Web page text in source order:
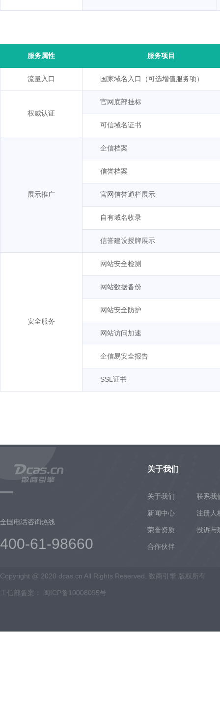
全国电话咨询热线
400-61-98660
关于我们
关于我们 联系我
新闻中心 注册人
荣誉资质 投诉与
合作伙伴
Copyright @ 2020 dcas.cn All Rights Reserved. 数商引擎 版权所有
工信部备案： 闽ICP备10008095号